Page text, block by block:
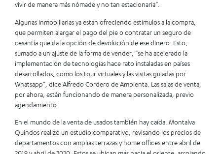
vivir de manera más nómade y no tan estacionaria”.
Algunas inmobiliarias ya están ofreciendo estímulos a la compra,
que permiten alargar el pago del pie o contratar un seguro de
cesantía que da la opción de devolución de ese dinero. Esto,
sumado a un ajuste de la forma de vender, “se ha acelerado la
implementación de tecnologías hace rato instaladas en países
desarrollados, como los tour virtuales y las visitas guiadas por
Whatsapp”, dice Alfredo Cordero de Ambienta. Las salas de venta,
por ahora, están funcionando de manera personalizada, previo
agendamiento.
En el mundo de la venta de usados también hay caída. Montalva
Quindos realizó un estudio comparativo, revisando los precios de
departamentos con amplias terrazas y home offices entre abril de